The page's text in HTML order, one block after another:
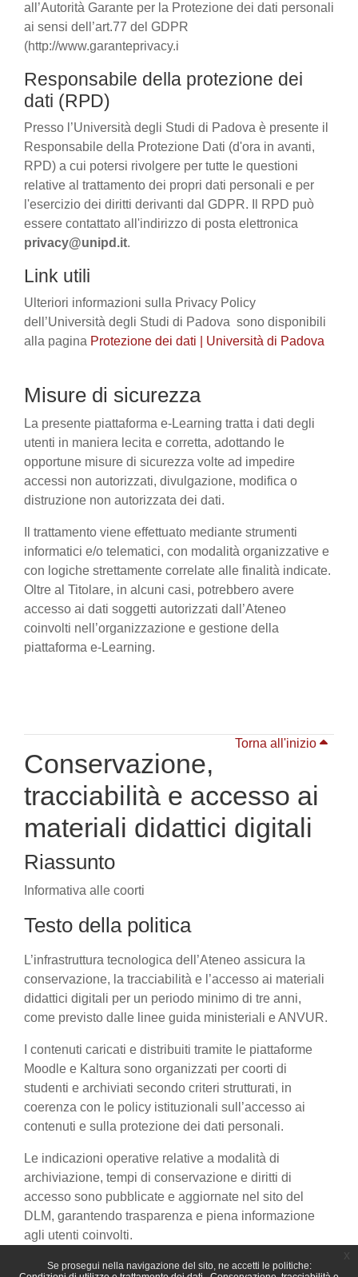
Se prosegui nella navigazione del sito, ne accetti le politiche:
all’Autorità Garante per la Protezione dei dati personali
ai sensi dell’art.77 del GDPR
(http://www.garanteprivacy.i
Responsabile della protezione dei
dati (RPD)
Presso l’Università degli Studi di Padova è presente il
Responsabile della Protezione Dati (d'ora in avanti,
RPD) a cui potersi rivolgere per tutte le questioni
relative al trattamento dei propri dati personali e per
l'esercizio dei diritti derivanti dal GDPR. Il RPD può
essere contattato all'indirizzo di posta elettronica
privacy@unipd.it.
Link utili
Ulteriori informazioni sulla Privacy Policy
dell’Università degli Studi di Padova sono disponibili
alla pagina Protezione dei dati | Università di Padova
Misure di sicurezza
La presente piattaforma e-Learning tratta i dati degli
utenti in maniera lecita e corretta, adottando le
opportune misure di sicurezza volte ad impedire
accessi non autorizzati, divulgazione, modifica o
distruzione non autorizzata dei dati.
Il trattamento viene effettuato mediante strumenti
informatici e/o telematici, con modalità organizzative e
con logiche strettamente correlate alle finalità indicate.
Oltre al Titolare, in alcuni casi, potrebbero avere
accesso ai dati soggetti autorizzati dall’Ateneo
coinvolti nell’organizzazione e gestione della
piattaforma e-Learning.
Torna all'inizio
Conservazione,
tracciabilità e accesso ai
materiali didattici digitali
Riassunto
Informativa alle coorti
Testo della politica
L’infrastruttura tecnologica dell’Ateneo assicura la
conservazione, la tracciabilità e l’accesso ai materiali
didattici digitali per un periodo minimo di tre anni,
come previsto dalle linee guida ministeriali e ANVUR.
I contenuti caricati e distribuiti tramite le piattaforme
Moodle e Kaltura sono organizzati per coorti di
studenti e archiviati secondo criteri strutturati, in
coerenza con le policy istituzionali sull’accesso ai
contenuti e sulla protezione dei dati personali.
Le indicazioni operative relative a modalità di
archiviazione, tempi di conservazione e diritti di
accesso sono pubblicate e aggiornate nel sito del
DLM, garantendo trasparenza e piena informazione
agli utenti coinvolti.